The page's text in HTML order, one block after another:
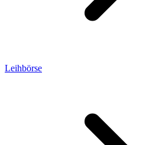
Leihbörse